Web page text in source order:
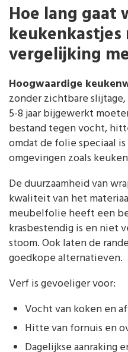
Hoe lang gaat
keukenkastjes
vergelijking
Hoogwaardige
zonder zichtbare
5-8 jaar bijgewerkt
bestand tegen vocht,
omdat de folie speciaal
omgevingen zoals
De duurzaamheid van
kwaliteit van het
meubelfolie heeft een
krasbestendig is en niet
stoom. Ook laten de
goedkope alternatieven.
Verf is gevoeliger voor:
Vocht van koken en
Hitte van fornuis en
Dagelijkse aanraking